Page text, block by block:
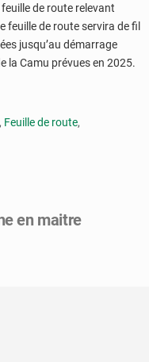
de route relevant
feuille de route servira de fil
jusqu’au démarrage
la Camu prévues en 2025.
, Feuille de route,
en maitre